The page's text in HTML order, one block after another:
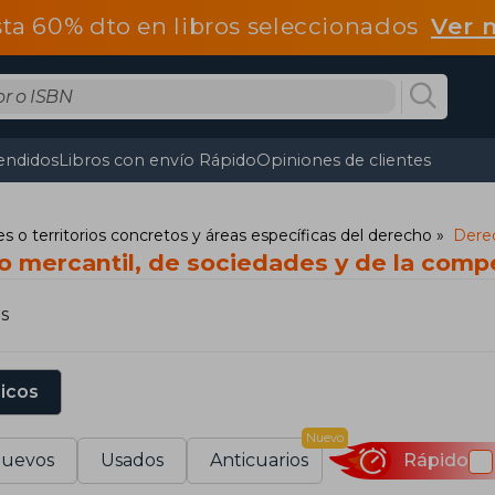
60% dto en libros seleccionadosVer
Libros con envío RápidoOpiniones de clientes
o territorios concretos y áreas específicas del derecho
mercantil, de sociedades y de la
Usados Anticuarios
Nuevo
Rápido